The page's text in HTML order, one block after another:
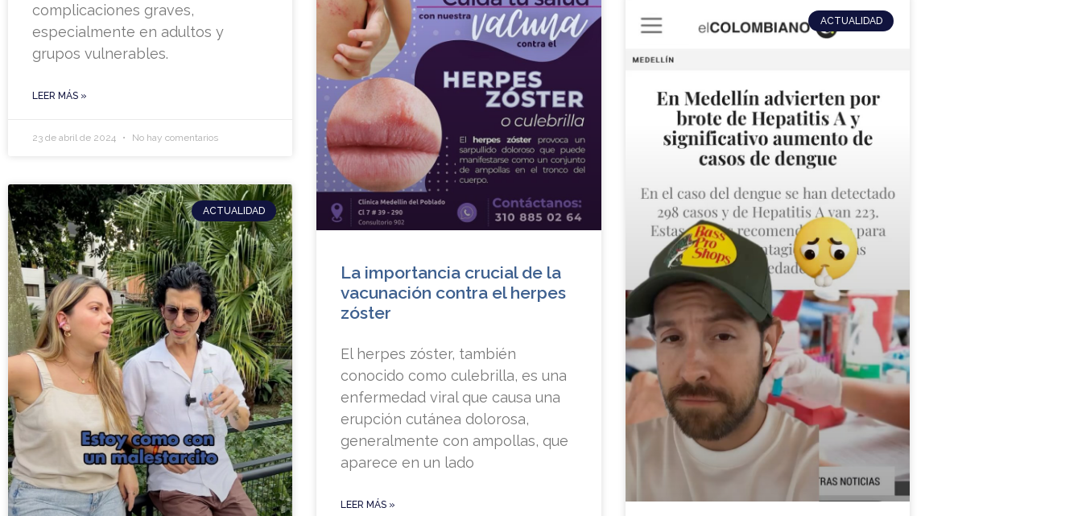
complicaciones graves,
especialmente en adultos y
grupos vulnerables.
LEER MÁS »
23 de abril de 2024 No hay comentarios
ACTUALIDAD
La importancia crucial de la
vacunación contra el herpes
zóster
El herpes zóster, también
conocido como culebrilla, es una
enfermedad viral que causa una
erupción cutánea dolorosa,
generalmente con ampollas, que
aparece en un lado
LEER MÁS »
ACTUALIDAD